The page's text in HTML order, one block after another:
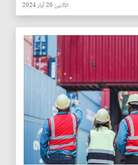
الأثنين 20 آيار 2024